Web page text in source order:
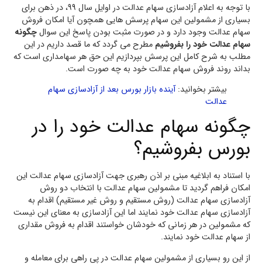
با توجه به اعلام آزادسازی سهام عدالت در اوایل سال 99، در ذهن برای
بسیاری از مشمولین این سهام پرسش هایی همچون آیا امکان فروش
سهام عدالت وجود دارد و در صورت مثبت بودن پاسخ این سوالچگونه
سهام عدالت خود را بفروشیم مطرح می گردد که ما قصد داریم در این
مطلب به شرح کامل این پرسش بپردازیم این حق هر سهامداری است که
بداند روند فروش سهام عدالت خود به چه صورت است.
بیشتر بخوانید:آینده بازار بورس بعد از آزادسازی سهام
عدالت
چگونه سهام عدالت خود را در
بورس بفروشیم؟
با استناد به ابلاغیه مبنی بر اذن رهبری جهت آزادسازی سهام عدالت این
امکان فراهم گردید تا مشمولین سهام عدالت با انتخاب دو روش
آزادسازی سهام عدالت (روش مستقیم و روش غیر مستقیم) اقدام به
آزادسازی سهام عدالت خود نمایند اما این آزادسازی به معنای این نیست
که مشمولین در هر زمانی که خودشان خواستند اقدام به فروش مقداری
از سهام عدالت خود نمایند.
از این رو بسیاری از مشمولین سهام عدالت در پی راهی برای معامله و